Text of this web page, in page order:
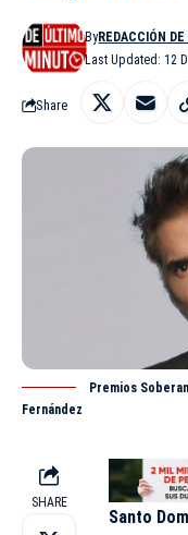
Last Updated: 12
ByREDACCIÓN
Share
Premios
Fernández
SHARE
Santo